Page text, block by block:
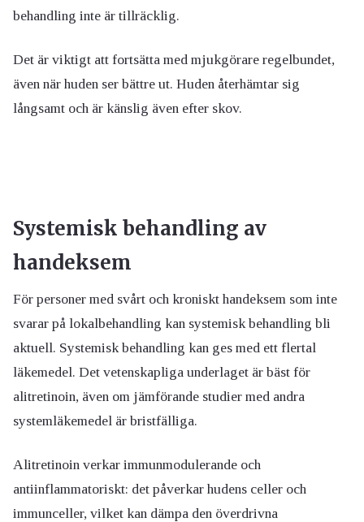
behandling inte är tillräcklig.
Det är viktigt att fortsätta med mjukgörare regelbundet,
även när huden ser bättre ut. Huden återhämtar sig
långsamt och är känslig även efter skov.
Systemisk behandling av
handeksem
För personer med svårt och kroniskt handeksem som inte
svarar på lokalbehandling kan systemisk behandling bli
aktuell. Systemisk behandling kan ges med ett flertal
läkemedel. Det vetenskapliga underlaget är bäst för
alitretinoin, även om jämförande studier med andra
systemläkemedel är bristfälliga.
Alitretinoin verkar immunmodulerande och
antiinflammatoriskt: det påverkar hudens celler och
immunceller, vilket kan dämpa den överdrivna